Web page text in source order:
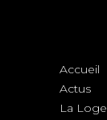
Accueil
Actus
La Loge